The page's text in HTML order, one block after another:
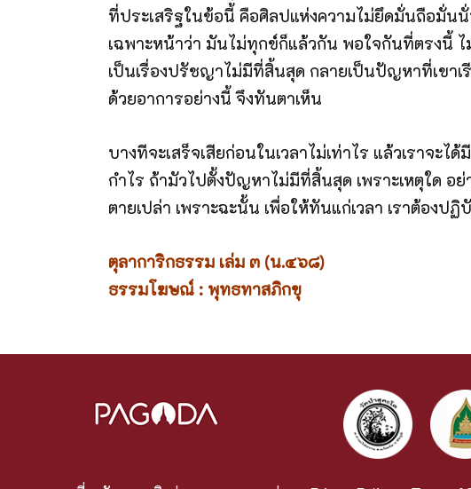
ที่ประเสริฐในข้อนี้ คือศิลปแห่งความไม่ยึดมั่นถือมั่น
เฉพาะหน้าว่า มันไม่ทุกข์ก็แล้วกัน พอใจกันที่ตรงนี้ ไ
เป็นเรื่องปรัชญาไม่มีที่สิ้นสุด กลายเป็นปัญหาที่เขา
ด้วยอาการอย่างนี้ จึงทันตาเห็น
บางทีจะเสร็จเสียก่อนในเวลาไม่เท่าไร แล้วเราจะ
กำไร ถ้ามัวไปตั้งปัญหาไม่มีที่สิ้นสุด เพราะเหตุใด อ
ตายเปล่า เพราะฉะนั้น เพื่อให้ทันแก่เวลา เราต้องปฏิ
ตุลาการิกธรรม เล่ม ๓ (น.๔๖๘)
ธรรมโฆษณ์ : พุทธทาสภิกขุ